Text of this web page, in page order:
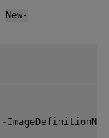
New-
-